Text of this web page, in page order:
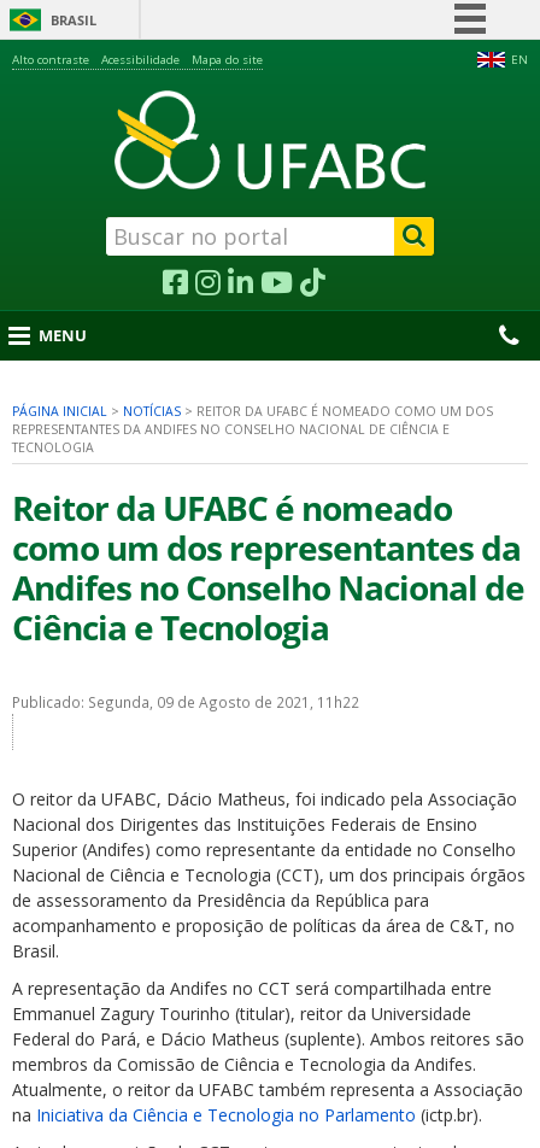
BRASIL
Acesso à informação
Legislação
Canais
EN
Alto contraste Acessibilidade Mapa do site
MENU
PÁGINA INICIAL > NOTÍCIAS > REITOR DA UFABC É NOMEADO COMO UM DOS
REPRESENTANTES DA ANDIFES NO CONSELHO NACIONAL DE CIÊNCIA E
TECNOLOGIA
Reitor da UFABC é nomeado
como um dos representantes da
Andifes no Conselho Nacional de
Ciência e Tecnologia
Publicado: Segunda, 09 de Agosto de 2021, 11h22
O reitor da UFABC, Dácio Matheus, foi indicado pela Associação
Nacional dos Dirigentes das Instituições Federais de Ensino
Superior (Andifes) como representante da entidade no Conselho
Nacional de Ciência e Tecnologia (CCT), um dos principais órgãos
de assessoramento da Presidência da República para
acompanhamento e proposição de políticas da área de C&T, no
Brasil.
A representação da Andifes no CCT será compartilhada entre
Emmanuel Zagury Tourinho (titular), reitor da Universidade
Federal do Pará, e Dácio Matheus (suplente). Ambos reitores são
membros da Comissão de Ciência e Tecnologia da Andifes.
Atualmente, o reitor da UFABC também representa a Associação
na Iniciativa da Ciência e Tecnologia no Parlamento (ictp.br).